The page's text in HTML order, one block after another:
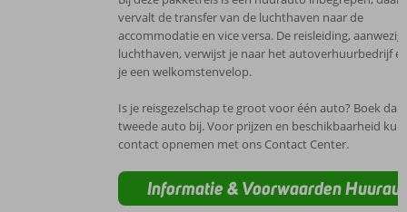
vervalt de transfer van de luchthaven naar de
accommodatie en vice versa. De reisleiding,
luchthaven, verwijst je naar het autoverhuurbedrijf
je een welkomstenvelop.
Is je reisgezelschap te groot voor één auto? Boek dan
tweede auto bij. Voor prijzen en beschikbaarheid kun
contact opnemen met ons Contact Center.
Informatie & Voorwaarden